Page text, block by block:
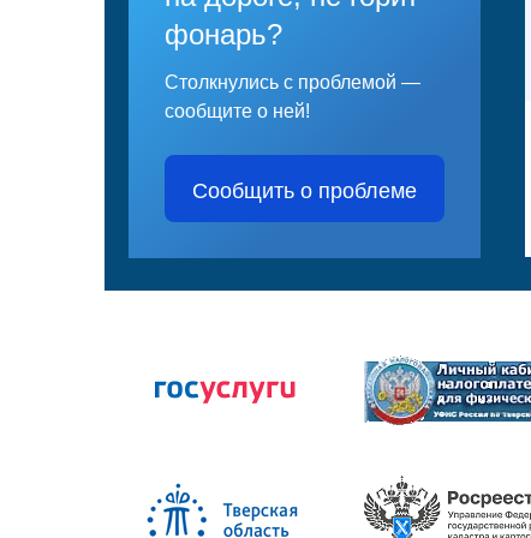
фонарь?
Столкнулись с проблемой —
сообщите о ней!
Сообщить о проблеме